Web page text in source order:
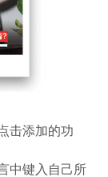
击添加的功
中键入自己所